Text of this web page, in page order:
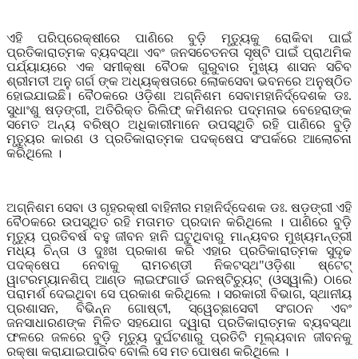
ଏହି ପରିପ୍ରେକ୍ଷୀରେ ପାଣିରେ ବୁଡ଼ି ମୃତ୍ୟୁକୁ ରୋକିବା ପାଇଁ
ପ୍ରତିକାରାତ୍ମକ ବ୍ୟବସ୍ଥା ଏବଂ ଜନସଚେତନତା ସୃଷ୍ଟି ପାଇଁ ପ୍ରାଥମିକ
ପର୍ଯ୍ୟାୟରେ ଏକ ସମୀକ୍ଷା ବୈଠକ ଗୁରୁବାର ମୁଖ୍ୟ ଶାସନ ସଚିବ
ଶ୍ରୀମତୀ ଅନୁ ଗର୍ଗ ଙ୍କ ଅଧ୍ୟକ୍ଷତାରେ ଲୋକସେବା ଭବନରେ ଅନୁଷ୍ଠିତ
ହୋଇଯାଇଛି। ବୈଠକରେ ଓଡ଼ିଶା ଅଗ୍ନିଶମ ସେବାମହାନିର୍ଦ୍ଦେଶକ ଡଃ.
ସୁଧାଂଶୁ ଷଡ଼ଙ୍ଗୀ, ଅତିରିକ୍ତ ରିଲିଫ୍ କମିଶନର ପଦ୍ମନାଭ ବେହେରାଙ୍କ
ସମେତ ଅନ୍ୟ ବରିଷ୍ଠ ଅଧିକାରୀମାନେ ଉପସ୍ଥିତି ରହି ପାଣିରେ ବୁଡ଼ି
ମୃତ୍ୟୁର କାରଣ ଓ ପ୍ରତିକାରାତ୍ମକ ପଦକ୍ଷେପ ସଂପର୍କରେ ଆଲୋଚନା
କରିଥିଲେ ।
ଅଗ୍ନିଶମ ସେବା ଓ ଗୃହରକ୍ଷୀ ବାହିନୀର ମହାନିର୍ଦ୍ଦେଶକ ଡଃ. ଷଡ଼ଙ୍ଗୀ ଏହି
ବୈଠକରେ ଉପସ୍ଥିତ ରହି ମତାମତ ପ୍ରଦାନ କରିଥିଲେ । ପାଣିରେ ବୁଡ଼ି
ମୃତ୍ୟୁ ପ୍ରତିବର୍ଷ ବହୁ ଜୀବନ ହାନି ଘଟୁଥିବାରୁ ମାନ୍ୟବର ମୁଖ୍ୟମନ୍ତ୍ରୀ
ମଧ୍ୟ ଚିନ୍ତା ଓ ଦୁଃଖ ପ୍ରକାଶ କରି ଏହାର ପ୍ରତିକାରାତ୍ମକ ସୁଦୃଢ
ପଦକ୍ଷେପ ନେବାକୁ ରାମଚଣ୍ଡୀ ନିକଟସ୍ଥ"ଓଡ଼ିଶା ଷ୍ଟେଟ୍
ୱାଟରମ୍ୟାନଶିପ୍ ଆଣ୍ଡ ଲାଇଫଗାର୍ଡ ଇନଷ୍ଟିଚ୍ୟୁଟ୍ (ଓସ୍ୱାଲି) ଠାରେ
ପରାମର୍ଶ ଦେଇଥିବା ସେ ପ୍ରକାଶ କରିଥିଲେ । ସରକାରୀ ବିଭାଗ, ସ୍ଥାନୀୟ
ପ୍ରଶାସନ, ବିଭିନ୍ନ ଗୋଷ୍ଟୀ, ସ୍ୱେଚ୍ଛାସେବୀ ସଂଗଠନ ଏବଂ
ଜନସାଧାରଣଙ୍କ ମିଳିତ ସହଯୋଗ ଦ୍ୱାରା ପ୍ରତିକାରାତ୍ମକ ବ୍ୟବସ୍ଥା
ଫଳରେ ଜଳରେ ବୁଡ଼ି ମୃତ୍ୟୁ ଦୁର୍ଘଟଣାରୁ ପ୍ରତିଟି ମୂଲ୍ୟବାନ ଜୀବନକୁ
ରକ୍ଷା କରାଯାଇପାରିବ ବୋଲି ସେ ମତ ପୋଷଣ କରିଥିଲେ ।